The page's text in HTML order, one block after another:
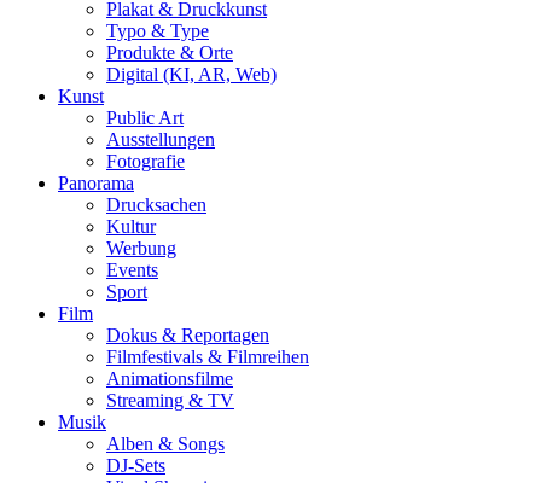
Plakat & Druckkunst
Typo & Type
Produkte & Orte
Digital (KI, AR, Web)
Kunst
Public Art
Ausstellungen
Fotografie
Panorama
Drucksachen
Kultur
Werbung
Events
Sport
Film
Dokus & Reportagen
Filmfestivals & Filmreihen
Animationsfilme
Streaming & TV
Musik
Alben & Songs
DJ-Sets